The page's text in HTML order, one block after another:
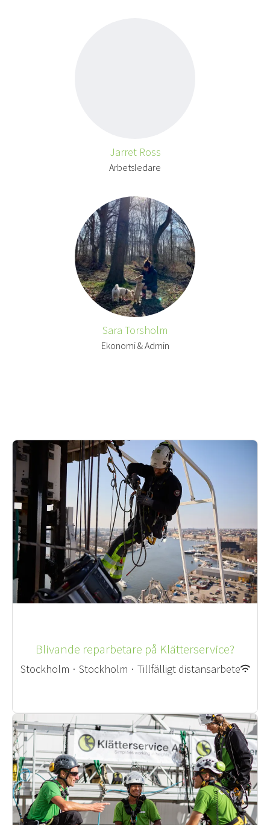
Jarret Ross
Arbetsledare
Sara Torsholm
Ekonomi & Admin
Blivande reparbetare på Klätterservice?
Stockholm · Stockholm · Tillfälligt distansarbete